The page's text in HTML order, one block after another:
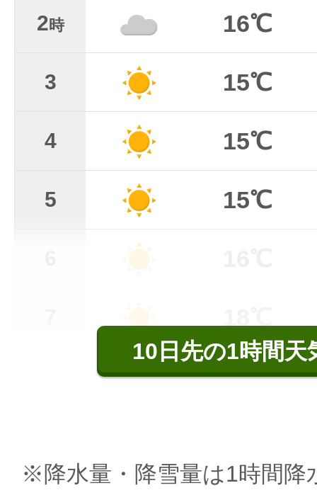
2時 16℃
3 15℃
4 15℃
5 15℃
10日先の1時間天
※降水量・降雪量は1時間降